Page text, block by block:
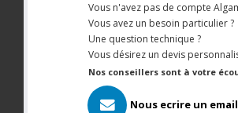
Vous n'avez pas de compte
Vous avez un besoin particulier ?
Une question technique ?
Vous désirez un devis
Nos conseillers sont à votre
Nous ecrire un email